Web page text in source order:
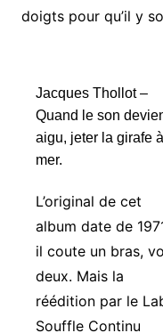
doigts pour qu’il y
Jacques Thollot –
Quand le son
aigu, jeter la girafe
mer.
L’original de cet
album date de
il coute un bras,
deux. Mais la
réédition par le
Souffle Continu